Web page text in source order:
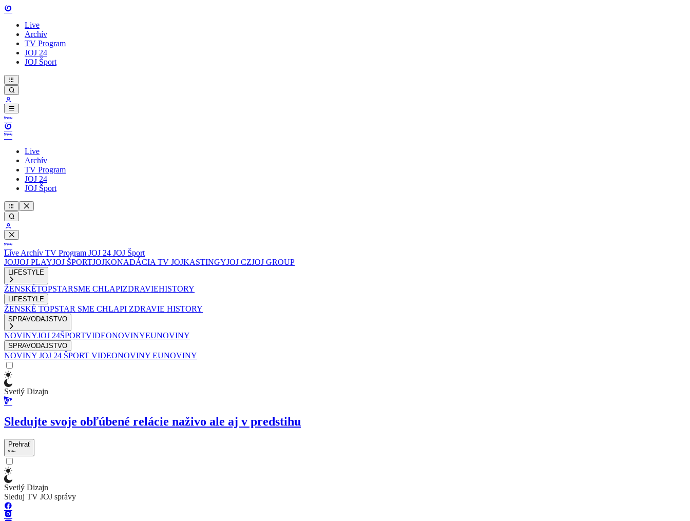
Live
Archív
TV Program
JOJ 24
JOJ Šport
Live
Archív
TV Program
JOJ 24
JOJ Šport
Live Archív TV Program JOJ 24 JOJ Šport
JOJJOJ PLAYJOJ ŠPORTJOJKONADÁCIA TV JOJKASTINGYJOJ CZJOJ GROUP
LIFESTYLE
ŽENSKÉTOPSTARSME CHLAPIZDRAVIEHISTORY
LIFESTYLE
ŽENSKÉ TOPSTAR SME CHLAPI ZDRAVIE HISTORY
SPRAVODAJSTVO
NOVINYJOJ 24ŠPORTVIDEONOVINYEUNOVINY
SPRAVODAJSTVO
NOVINY JOJ 24 ŠPORT VIDEONOVINY EUNOVINY
Svetlý Dizajn
Sledujte svoje obľúbené relácie naživo ale aj v predstihu
Prehrať
Svetlý Dizajn
Sleduj TV JOJ správy